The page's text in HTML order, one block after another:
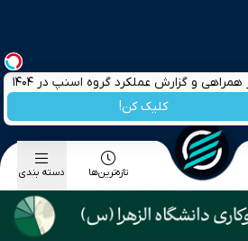
و گزارش عملکرد گروه اسنپ در ۱۴۰۴
کلیک کن!
و متعلق به شبکه اینترنتی اکوایران می‌باشد و
تازه‌ترین‌ها دسته بندی